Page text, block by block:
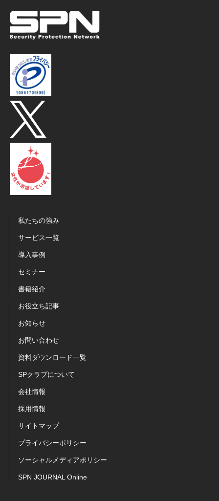
私たちの強み
サービス一覧
導入事例
セミナー
書籍紹介
お役立ち記事
お知らせ
お問い合わせ
資料ダウンロード一覧
SPクラブについて
会社情報
採用情報
サイトマップ
プライバシーポリシー
ソーシャルメディアポリシー
SPN JOURNAL Online